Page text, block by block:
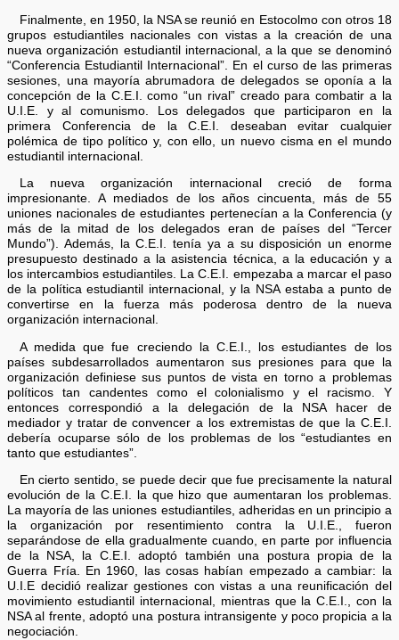
Finalmente, en 1950, la NSA se reunió en Estocolmo con otros 18
grupos estudiantiles nacionales con vistas a la creación de una
nueva organización estudiantil internacional, a la que se denominó
“Conferencia Estudiantil Internacional”. En el curso de las primeras
sesiones, una mayoría abrumadora de delegados se oponía a la
concepción de la C.E.I. como “un rival” creado para combatir a la
U.I.E. y al comunismo. Los delegados que participaron en la
primera Conferencia de la C.E.I. deseaban evitar cualquier
polémica de tipo político y, con ello, un nuevo cisma en el mundo
estudiantil internacional.
La nueva organización internacional creció de forma
impresionante. A mediados de los años cincuenta, más de 55
uniones nacionales de estudiantes pertenecían a la Conferencia (y
más de la mitad de los delegados eran de países del “Tercer
Mundo”). Además, la C.E.I. tenía ya a su disposición un enorme
presupuesto destinado a la asistencia técnica, a la educación y a
los intercambios estudiantiles. La C.E.I. empezaba a marcar el paso
de la política estudiantil internacional, y la NSA estaba a punto de
convertirse en la fuerza más poderosa dentro de la nueva
organización internacional.
A medida que fue creciendo la C.E.I., los estudiantes de los
países subdesarrollados aumentaron sus presiones para que la
organización definiese sus puntos de vista en torno a problemas
políticos tan candentes como el colonialismo y el racismo. Y
entonces correspondió a la delegación de la NSA hacer de
mediador y tratar de convencer a los extremistas de que la C.E.I.
debería ocuparse sólo de los problemas de los “estudiantes en
tanto que estudiantes”.
En cierto sentido, se puede decir que fue precisamente la natural
evolución de la C.E.I. la que hizo que aumentaran los problemas.
La mayoría de las uniones estudiantiles, adheridas en un principio a
la organización por resentimiento contra la U.I.E., fueron
separándose de ella gradualmente cuando, en parte por influencia
de la NSA, la C.E.I. adoptó también una postura propia de la
Guerra Fría. En 1960, las cosas habían empezado a cambiar: la
U.I.E decidió realizar gestiones con vistas a una reunificación del
movimiento estudiantil internacional, mientras que la C.E.I., con la
NSA al frente, adoptó una postura intransigente y poco propicia a la
negociación.